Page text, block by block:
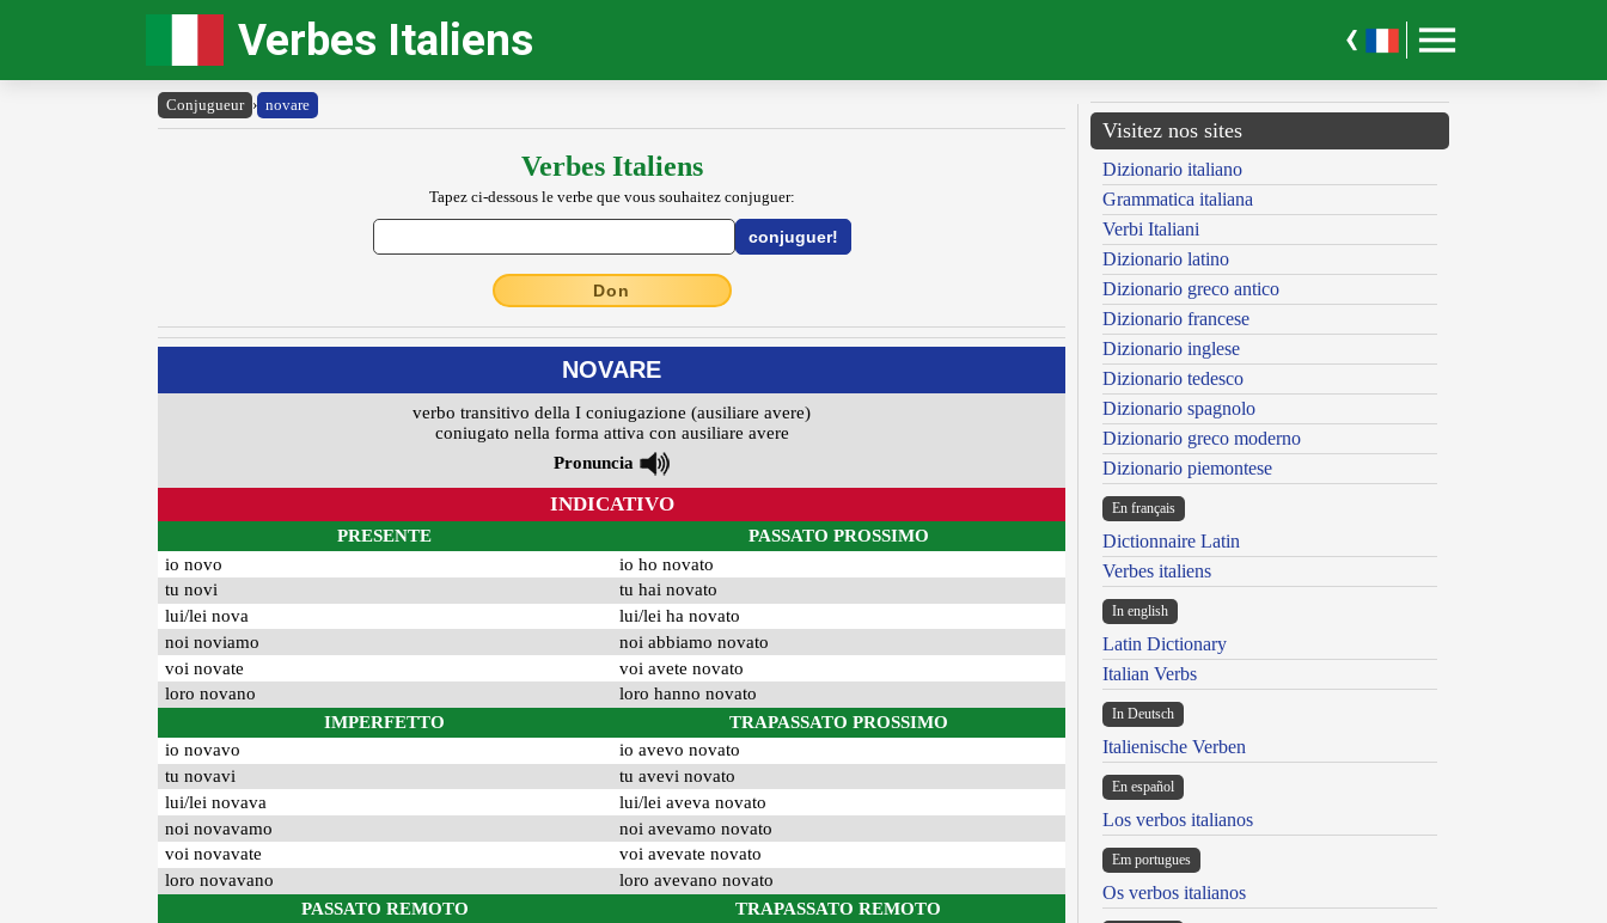
Verbes Italiens
Conjugueur › novare
Verbes Italiens
Tapez ci-dessous le verbe que vous souhaitez conjuguer:
Don
NOVARE
verbo transitivo della I coniugazione (ausiliare avere)
coniugato nella forma attiva con ausiliare avere
Pronuncia
INDICATIVO
PRESENTE
io novo
tu novi
lui/lei nova
noi noviamo
voi novate
loro novano
IMPERFETTO
io novavo
tu novavi
lui/lei novava
noi novavamo
voi novavate
loro novavano
PASSATO REMOTO
PASSATO PROSSIMO
io ho novato
tu hai novato
lui/lei ha novato
noi abbiamo novato
voi avete novato
loro hanno novato
TRAPASSATO PROSSIMO
io avevo novato
tu avevi novato
lui/lei aveva novato
noi avevamo novato
voi avevate novato
loro avevano novato
TRAPASSATO REMOTO
Visitez nos sites
Dizionario italiano
Grammatica italiana
Verbi Italiani
Dizionario latino
Dizionario greco antico
Dizionario francese
Dizionario inglese
Dizionario tedesco
Dizionario spagnolo
Dizionario greco moderno
Dizionario piemontese
En français
Dictionnaire Latin
Verbes italiens
In english
Latin Dictionary
Italian Verbs
In Deutsch
Italienische Verben
En español
Los verbos italianos
Em portugues
Os verbos italianos